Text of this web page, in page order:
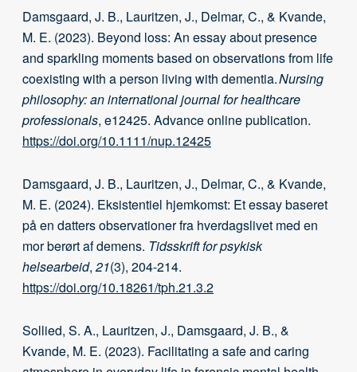
Damsgaard, J. B., Lauritzen, J., Delmar, C., & Kvande,
M. E. (2023). Beyond loss: An essay about presence
and sparkling moments based on observations from life
coexisting with a person living with dementia.Nursing
philosophy: an international journal for healthcare
professionals, e12425. Advance online publication.
https://doi.org/10.1111/nup.12425
Damsgaard, J. B., Lauritzen, J., Delmar, C., & Kvande,
M. E. (2024). Eksistentiel hjemkomst: Et essay baseret
på en datters observationer fra hverdagslivet med en
mor berørt af demens. Tidsskrift for psykisk
helsearbeid,21(3), 204-214.
https://doi.org/10.18261/tph.21.3.2
Sollied, S. A., Lauritzen, J., Damsgaard, J. B., &
Kvande, M. E. (2023). Facilitating a safe and caring